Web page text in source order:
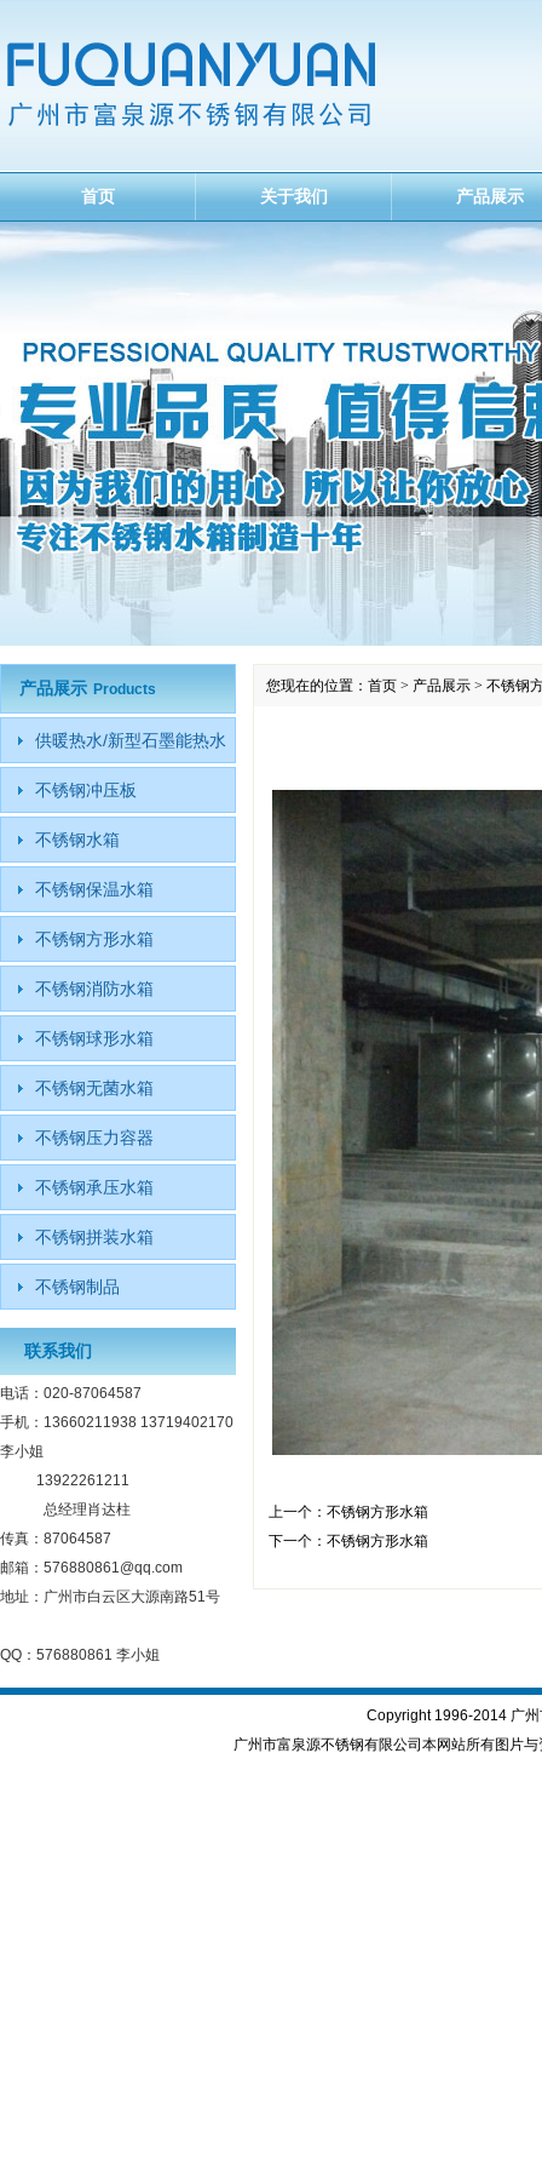
首页 关于我们 产品展示
您现在的位置： 首页 > 产品展示 > 不锈钢
上一个： 不锈钢方形水箱
下一个： 不锈钢方形水箱
产品展示 Products
供暖热水/新型石墨能热水
不锈钢冲压板
不锈钢水箱
不锈钢保温水箱
不锈钢方形水箱
不锈钢消防水箱
不锈钢球形水箱
不锈钢无菌水箱
不锈钢压力容器
不锈钢承压水箱
不锈钢拼装水箱
不锈钢制品
联系我们
电话：020-87064587
手机：13660211938 13719402170
李小姐
13922261211
总经理肖达柱
传真：87064587
邮箱：576880861@qq.com
地址：广州市白云区大源南路51号
QQ：576880861 李小姐
Copyright 1996-2014 广
广州市富泉源不锈钢有限公司本网站所有图片